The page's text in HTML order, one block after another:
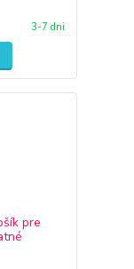
3-7 dni